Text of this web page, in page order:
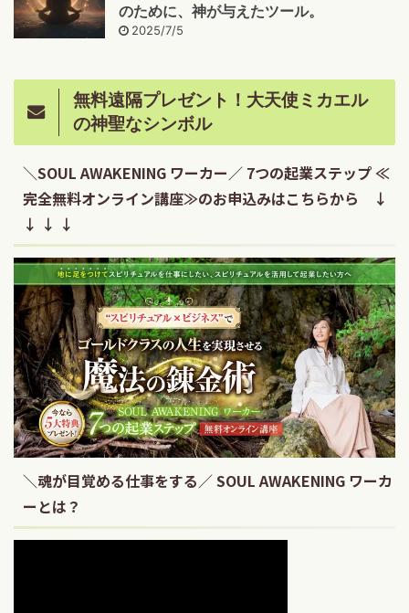
のために、神が与えたツール。
2025/7/5
無料遠隔プレゼント！大天使ミカエル
の神聖なシンボル
＼SOUL AWAKENING ワーカー／ 7つの起業ステップ ≪
完全無料オンライン講座≫のお申込みはこちらから ↓
↓ ↓ ↓
＼魂が目覚める仕事をする／ SOUL AWAKENING ワーカ
ーとは？